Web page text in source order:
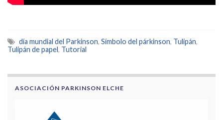
día mundial del Parkinson, Símbolo del párkinson, Tulipán,
Tulipán de papel, Tutorial
ASOCIACIÓN PARKINSON ELCHE